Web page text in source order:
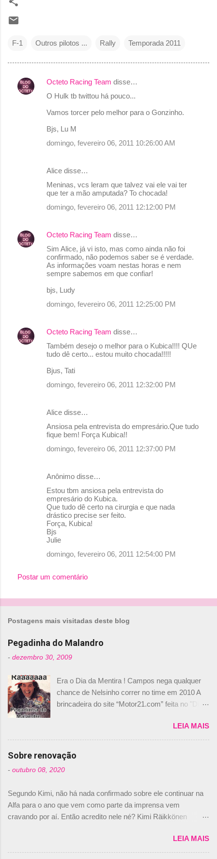
F-1 Outros pilotos ... Rally Temporada 2011
C
Octeto Racing Team disse…
O Hulk tb twittou há pouco...
Vamos torcer pelo melhor para o Gonzinho.
Bjs, Lu M
domingo, fevereiro 06, 2011 10:26:00 AM
Alice disse…
Meninas, vcs leram que talvez vai ele vai ter
que ter a mão amputada? To chocada!
domingo, fevereiro 06, 2011 12:12:00 PM
Octeto Racing Team disse…
Sim Alice, já vi isto, mas como ainda não foi
confirmado, não podemos saber se é verdade.
As informações voam nestas horas e nem
sempre sabemos em que confiar!
bjs, Ludy
domingo, fevereiro 06, 2011 12:25:00 PM
Octeto Racing Team disse…
Também desejo o melhor para o Kubica!!!! QUe
tudo dê certo... estou muito chocada!!!!!
Bjus, Tati
domingo, fevereiro 06, 2011 12:32:00 PM
Alice disse…
Ansiosa pela entrevista do empresário.Que tudo
fique bem! Força Kubica!!
domingo, fevereiro 06, 2011 12:37:00 PM
Anônimo disse…
Estou tbm ansiosa pela entrevista do
empresário do Kubica.
Que tudo dê certo na cirurgia e que nada
drástico precise ser feito.
Força, Kubica!
Bjs
Julie
domingo, fevereiro 06, 2011 12:54:00 PM
Postar um comentário
Postagens mais visitadas deste blog
Pegadinha do Malandro
- dezembro 30, 2009
Era o Dia da Mentira ! Campos nega qualquer
chance de Nelsinho correr no time em 2010 A
brincadeira do site “Motor21.com” feita no "Día
de abril –, afirmando que Nelson Piquet havia
comprado 15% das ações da Campos, dando,
com isso, um lugar no time a Nelsinho Piquet,
foi esclarecida de uma vez por todas por
Daniele Audetto, diretor da escuderia. O
não será o companheiro de Bruno Senna em
2010. "Na verdade, nós recebemos uma oferta
de Piquet", admitiu Audetto. “Mas depois de ter
dois brasileiros”, explicou, dizendo ainda que
não tem nada contra o filho do tricampeão
LEIA MAIS
Sobre renovação
- outubro 08, 2020
Segundo Kimi, não há nada confirmado sobre ele continuar na
Alfa para o ano que vem como parte da imprensa vem
cravando por aí. Então acredito nele né? Kimi Räikkönen
truth but I’ve never had an option in my contract so that’s
should, pretty much, tell you that it’s not true." #Kimi7 #EifelGP
LEIA MAIS